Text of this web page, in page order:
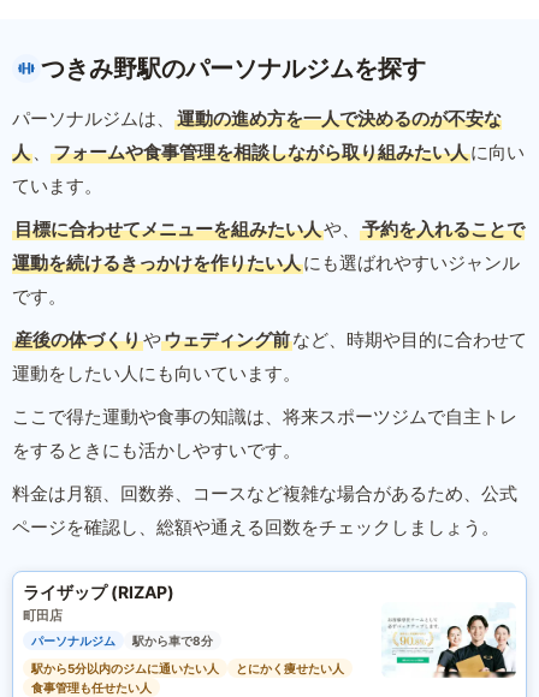
つきみ野駅のパーソナルジムを探す
パーソナルジムは、
運動の進め方を一人で決めるのが不安な
人 、 フォームや食事管理を相談しながら取り組みたい人に向い
ています。
目標に合わせてメニューを組みたい人や、
予約を入れることで
運動を続けるきっかけを作りたい人にも選ばれやすいジャンル
です。
産後の体づくりやウェディング前など、時期や目的に合わせて
運動をしたい人にも向いています。
ここで得た運動や食事の知識は、将来スポーツジムで自主トレ
をするときにも活かしやすいです。
料金は月額、回数券、コースなど複雑な場合があるため、公式
ページを確認し、総額や通える回数をチェックしましょう。
ライザップ (RIZAP)
町田店
パーソナルジム
駅から車で8分
駅から5分以内のジムに通いたい人
とにかく痩せたい人
食事管理も任せたい人